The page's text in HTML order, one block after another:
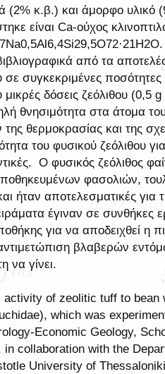
(2% κ.β.) και άμορφο
είναι Ca-ούχος
από τα
σε συγκεκριμένες
δόσεις ζεόλιθου (0,5
θνησιμότητα στα άτομα
θερμοκρασίας και της
του φυσικού ζεόλιθου
Ο φυσικός ζεόλιθος
φασολιών,
ήταν αποτελεσματικές
έγιναν σε συνθήκες
για να αποδειχθεί η
βλαβερών
να γίνει.
activity of zeolitic tuff to
which was
Economic Geology,
collaboration with the
University of